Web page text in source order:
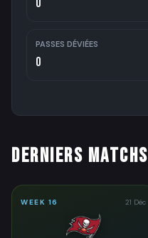
PASSES DÉVIÉES
0
DERNIERS MATCHS
WEEK 16 21 Déc